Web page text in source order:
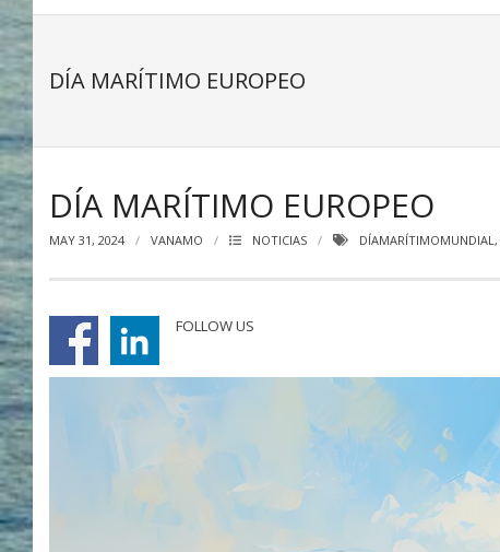
DÍA MARÍTIMO EUROPEO
DÍA MARÍTIMO EUROPEO
MAY 31, 2024 VANAMO NOTICIAS DÍAMARÍTIMOMUNDIAL,
FOLLOW US